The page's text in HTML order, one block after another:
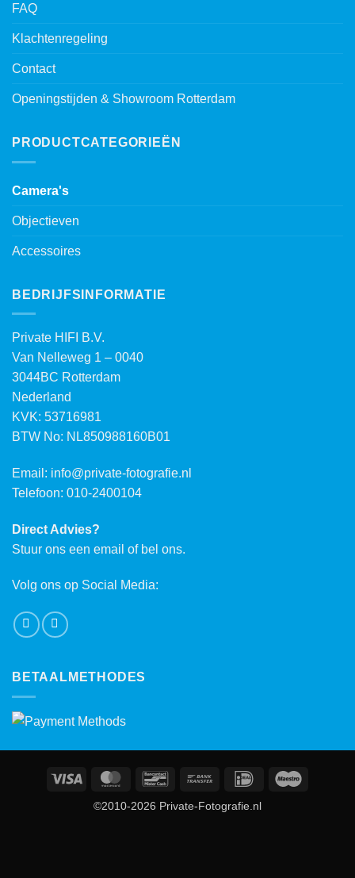
FAQ
Klachtenregeling
Contact
Openingstijden & Showroom Rotterdam
PRODUCTCATEGORIEËN
Camera's
Objectieven
Accessoires
BEDRIJFSINFORMATIE
Private HIFI B.V.
Van Nelleweg 1 – 0040
3044BC Rotterdam
Nederland
KVK: 53716981
BTW No: NL850988160B01
Email: info@private-fotografie.nl
Telefoon: 010-2400104
Direct Advies?
Stuur ons een email of bel ons.
Volg ons op Social Media:
BETAALMETHODES
Visa MasterCardBancontactBank
IDeal
©2010-2026 Private-Fotografie.nl